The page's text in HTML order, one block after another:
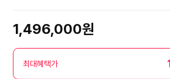
1,496,000원
최대혜택가